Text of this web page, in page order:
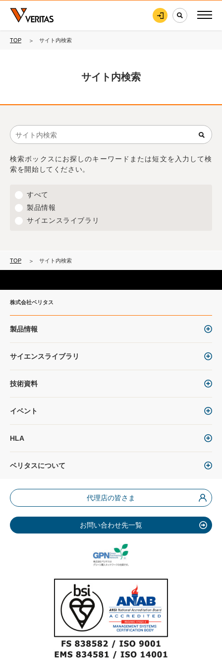
TOP サイト内検索
サイト内検索
検索ボックスにお探しのキーワードまたは短文を入力して検
索を開始してください。
すべて
製品情報
サイエンスライブラリ
TOP サイト内検索
株式会社ベリタス
製品情報
サイエンスライブラリ
技術資料
イベント
HLA
ベリタスについて
代理店の皆さま
お問い合わせ先一覧